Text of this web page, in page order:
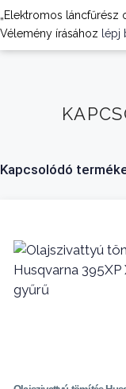
„Elektromos láncfűrész
Vélemény írásához lépj
Kapcsolódó